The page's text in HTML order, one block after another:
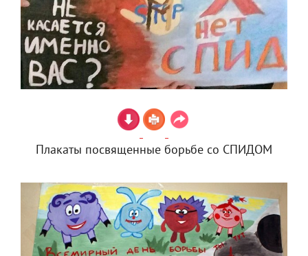
Плакаты посвященные борьбе со СПИДОМ